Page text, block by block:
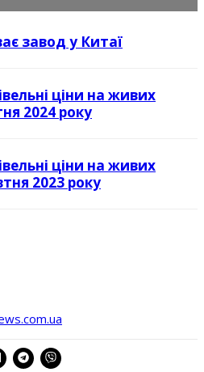
завод у Китаї
ціни на живих
2024 року
ціни на живих
2023 року